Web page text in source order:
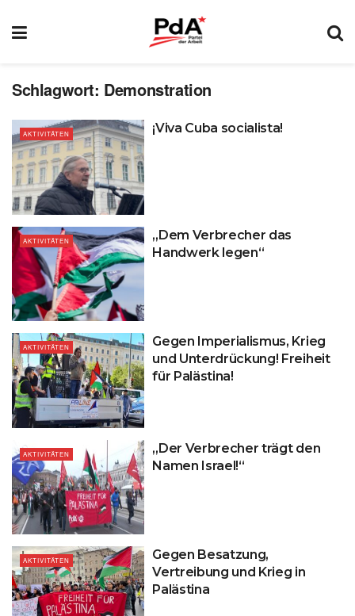
Schlagwort: Demonstration
AKTIVITÄTEN ¡Viva Cuba socialista!
AKTIVITÄTEN
„Dem Verbrecher das
Handwerk legen“
AKTIVITÄTEN
Gegen Imperialismus, Krieg
und Unterdrückung! Freiheit
für Palästina!
AKTIVITÄTEN
„Der Verbrecher trägt den
Namen Israel!“
AKTIVITÄTEN
Gegen Besatzung,
Vertreibung und Krieg in
Palästina